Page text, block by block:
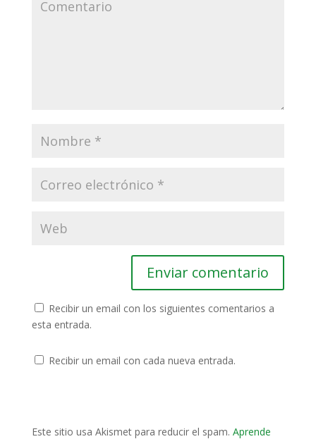
Recibir un email con los siguientes comentarios a
esta entrada.
Recibir un email con cada nueva entrada.
Este sitio usa Akismet para reducir el spam. Aprende